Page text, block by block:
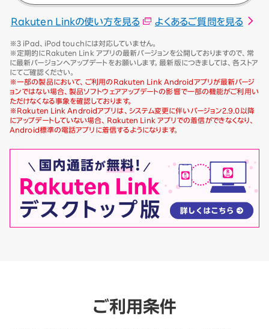
Rakuten Linkの使い方を見る よくあるご質問を見る
※3 iPad、iPod touchには対応していません。
※定期的にRakuten Link アプリの最新バージョンを公開しておりますので、常
に最新バージョンへアップデートをお願いします。最新版につきましては、各ストア
にてご確認ください。
※一部の製品において、ご利用のRakuten Link Androidアプリが最新バージ
ョンではない場合、製品ソフトウェアアップデートの影響で一部の機能がご利用い
ただけなくなる事象を確認しております。
※Rakuten Link Androidアプリは、システム変更に伴いバージョン2.9.0以降
にアップデートしていない場合、Rakuten Link アプリでの着信ができなくなり、
Android標準の電話アプリに着信するようになります。
ご利用条件